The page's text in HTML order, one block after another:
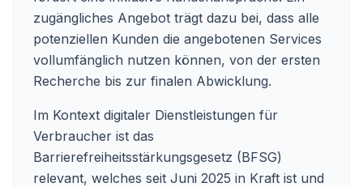
zugängliches Angebot trägt dazu bei, dass alle
potenziellen Kunden die angebotenen Services
vollumfänglich nutzen können, von der ersten
Recherche bis zur finalen Abwicklung.
Im Kontext digitaler Dienstleistungen für
Verbraucher ist das
Barrierefreiheitsstärkungsgesetz (BFSG)
relevant, welches seit Juni 2025 in Kraft ist und